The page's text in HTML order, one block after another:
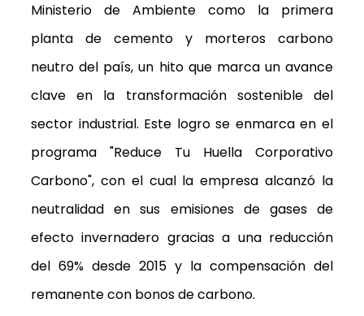
Ministerio de Ambiente como la primera
planta de cemento y morteros carbono
neutro del país, un hito que marca un avance
clave en la transformación sostenible del
sector industrial. Este logro se enmarca en el
programa "Reduce Tu Huella Corporativo
Carbono", con el cual la empresa alcanzó la
neutralidad en sus emisiones de gases de
efecto invernadero gracias a una reducción
del 69% desde 2015 y la compensación del
remanente con bonos de carbono.